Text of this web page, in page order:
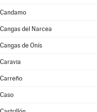
Candamo
Cangas del Narcea
Cangas de Onís
Caravia
Carreño
Caso